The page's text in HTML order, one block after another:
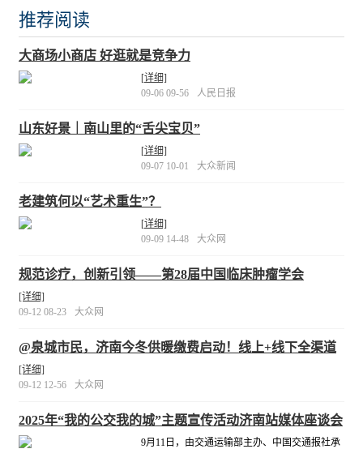
推荐阅读
大商场小商店 好逛就是竞争力
[详细]
09-06 09-56
人民日报
山东好景｜南山里的“舌尖宝贝”
[详细]
09-07 10-01
大众新闻
老建筑何以“艺术重生”？
[详细]
09-09 14-48
大众网
规范诊疗，创新引领——第28届中国临床肿瘤学会
（CSCO）学术年会顺利启幕
[详细]
09-12 08-23
大众网
@泉城市民，济南今冬供暖缴费启动！线上+线下全渠道
指南与报停攻略请查收
[详细]
09-12 12-56
大众网
2025年“我的公交我的城”主题宣传活动济南站媒体座谈会
举行
9月11日，由交通运输部主办、中国交通报社承